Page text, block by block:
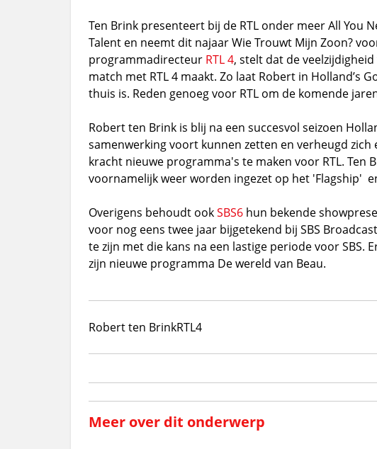
Ten Brink presenteert bij de RTL onder meer All You
Talent en neemt dit najaar Wie Trouwt Mijn Zoon?
programmadirecteur RTL 4, stelt dat de
match met RTL 4 maakt. Zo laat Robert in Holland’s
thuis is. Reden genoeg voor RTL om de komende
Robert ten Brink is blij na een succesvol seizoen
samenwerking voort kunnen zetten en verheugd
kracht nieuwe programma's te maken voor RTL. Ten
voornamelijk weer worden ingezet op het 'Flagship'
Overigens behoudt ookSBS6hun bekende
voor nog eens twee jaar bijgetekend bij SBS
te zijn met die kans na een lastige periode voor SBS.
zijn nieuwe programma De wereld van Beau.
Robert ten BrinkRTL4
Meer over dit onderwerp